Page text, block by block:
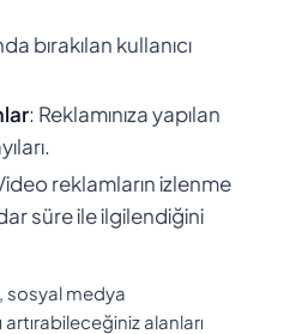
bırakılan kullanıcı
: Reklamınıza yapılan
reklamların izlenme
süre ile ilgilendiğini
sosyal medya
artırabileceğiniz alanları